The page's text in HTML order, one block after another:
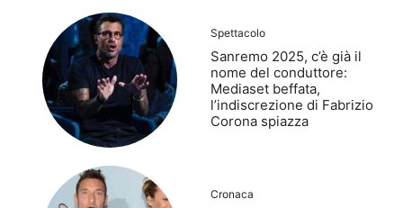
Spettacolo
Sanremo 2025, c’è già il
nome del conduttore:
Mediaset beffata,
l’indiscrezione di Fabrizio
Corona spiazza
Cronaca